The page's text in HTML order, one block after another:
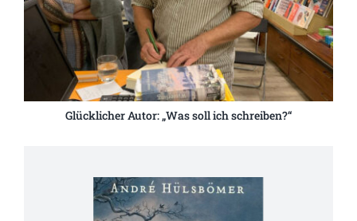
Glücklicher Autor: „Was soll ich schreiben?“